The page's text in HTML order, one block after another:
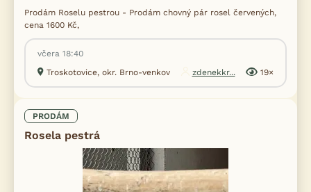
Prodám Roselu pestrou - Prodám chovný pár rosel červených,
cena 1600 Kč,
včera 18:40
Troskotovice, okr. Brno-venkov
zdenekkr... 19×
PRODÁM
Rosela pestrá